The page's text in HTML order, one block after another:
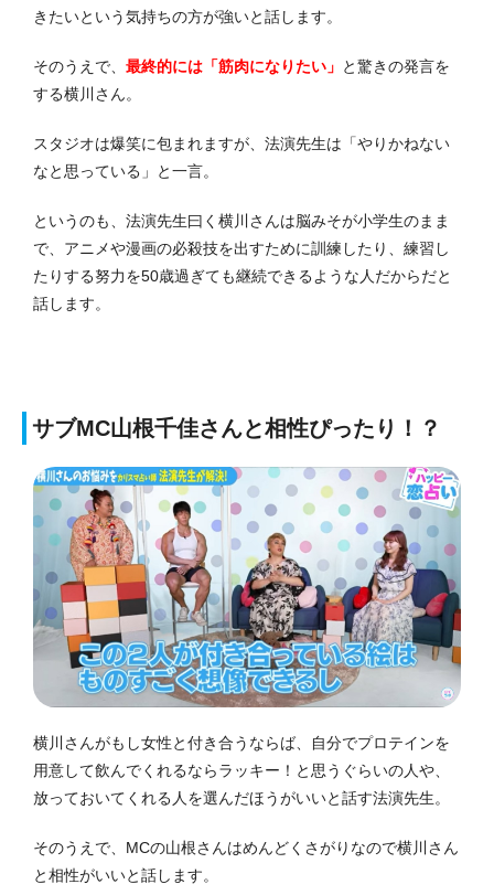
きたいという気持ちの方が強いと話します。
そのうえで、 最終的には「筋肉になりたい」 と驚きの発言を
する横川さん。
スタジオは爆笑に包まれますが、法演先生は「やりかねない
なと思っている」と一言。
というのも、法演先生曰く横川さんは脳みそが小学生のまま
で、アニメや漫画の必殺技を出すために訓練したり、練習し
たりする努力を50歳過ぎても継続できるような人だからだと
話します。
サブMC山根千佳さんと相性ぴったり！？
横川さんがもし女性と付き合うならば、自分でプロテインを
用意して飲んでくれるならラッキー！と思うぐらいの人や、
放っておいてくれる人を選んだほうがいいと話す法演先生。
そのうえで、MCの山根さんはめんどくさがりなので横川さん
と相性がいいと話します。